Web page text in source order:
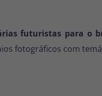
futuristas para o
fotográficos com